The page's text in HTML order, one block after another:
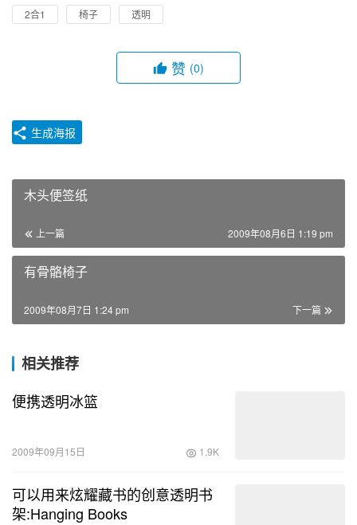
2合1 椅子 透明
赞 (0)
生成海报
木头便签纸
上一篇 2009年08月6日 1:19 pm
有骨骼椅子
下一篇
2009年08月7日 1:24 pm
相关推荐
便携透明冰篮
2009年09月15日 1.9K
可以用来炫耀藏书的创意透明书
架:Hanging Books